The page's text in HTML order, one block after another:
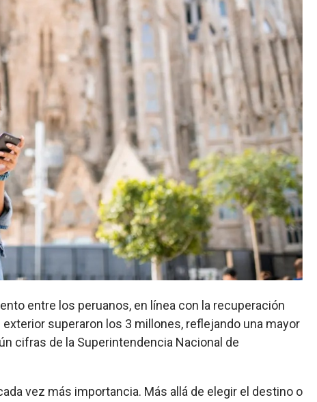
entre los peruanos, en línea con la recuperación
superaron los 3 millones, reflejando una mayor
cifras de la Superintendencia Nacional de
vez más importancia. Más allá de elegir el destino o